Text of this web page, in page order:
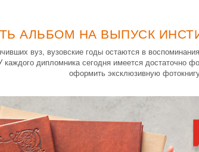
АЛЬБОМ НА ВЫПУСК
вуз, вузовские годы остаются в
дипломника сегодня имеется достаточно
оформить эксклюзивную